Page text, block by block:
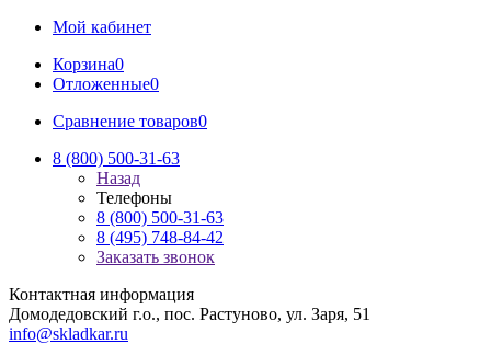
Мой кабинет
Корзина0
Отложенные0
Сравнение товаров0
8 (800) 500-31-63
Назад
Телефоны
8 (800) 500-31-63
8 (495) 748-84-42
Заказать звонок
Контактная информация
Домодедовский г.о., пос. Растуново, ул. Заря, 51
info@skladkar.ru